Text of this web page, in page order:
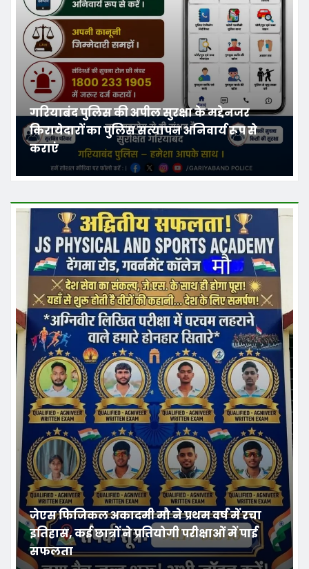
गरियाबंद पुलिस की अपील सुरक्षा के मद्देनजर
किरायेदारों का पुलिस सत्यापन अनिवार्य रूप से
कराएं
जेएस फिजिकल अकादमी मौ ने प्रथम वर्ष में रचा
इतिहास, कई छात्रों ने प्रतियोगी परीक्षाओं में पाई
सफलता